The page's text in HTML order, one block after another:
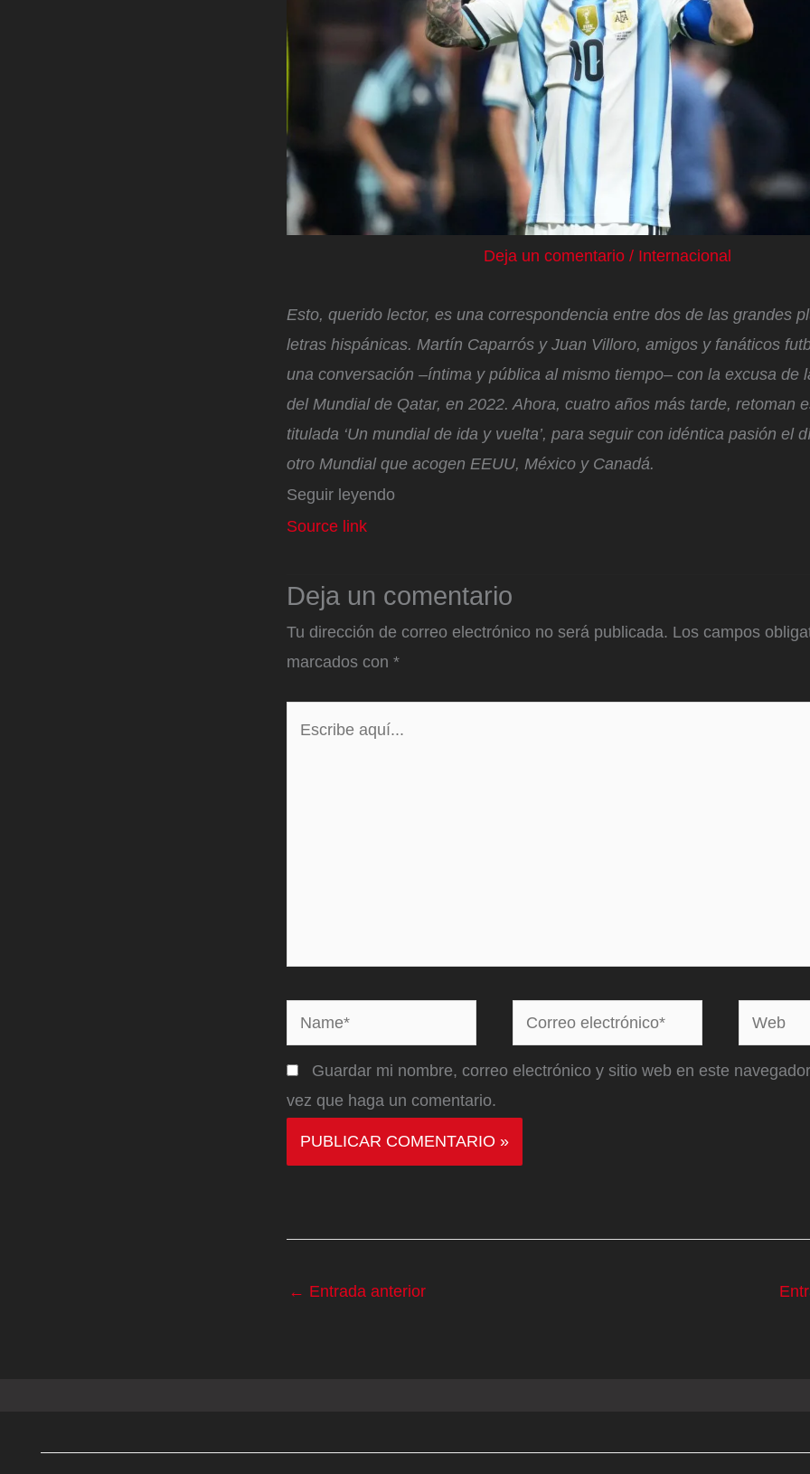
Deja un comentario / Internacional
Esto, querido lector, es una correspondencia entre dos de las grandes
letras hispánicas. Martín Caparrós y Juan Villoro, amigos y fanáticos
una conversación –íntima y pública al mismo tiempo– con la excusa de
del Mundial de Qatar, en 2022. Ahora, cuatro años más tarde, retoman
titulada ‘Un mundial de ida y vuelta’, para seguir con idéntica pasión el
otro Mundial que acogen EEUU, México y Canadá.
Seguir leyendo
Source link
Deja un comentario
Tu dirección de correo electrónico no será publicada. Los campos
marcados con *
Name*
Correo
electrónico*
Web
Guardar mi nombre, correo electrónico y sitio web en este
vez que haga un comentario.
← Entrada anterior